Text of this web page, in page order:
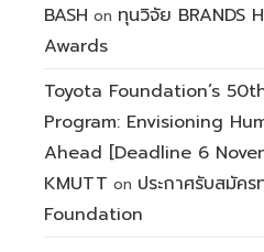
BASH on ทุนวิจัย BRANDS
Awards
Toyota Foundation’s
Program: Envisioning
Ahead [Deadline 6
KMUTT on ประกาศรับสมัค
Foundation